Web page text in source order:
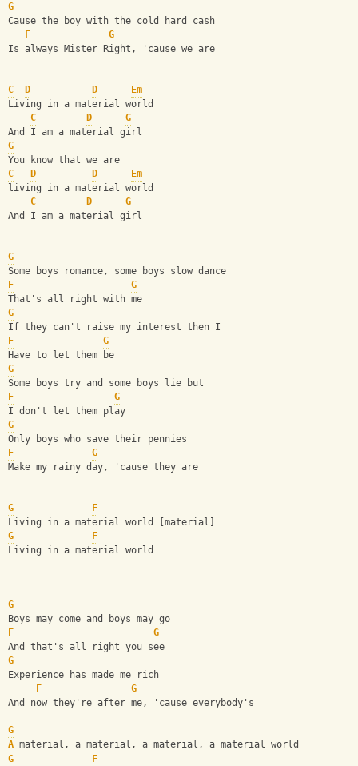
G
Cause the boy with the cold hard cash
F
G
Is always Mister Right, 'cause we are
C D D
Em
Living in a material world
C
D
G
And I am a material girl
G
You know that we are
C
D D
Em
living in a material world
C
D
G
And I am a material girl
G
Some boys romance, some boys slow dance
F
G
That's all right with me
G
If they can't raise my interest then I
F
G
Have to let them be
G
Some boys try and some boys lie but
F
G
I don't let them play
G
Only boys who save their pennies
F
G
Make my rainy day, 'cause they are
G
F
Living in a material world [material]
G
F
Living in a material world
G
Boys may come and boys may go
F
G
And that's all right you see
G
Experience has made me rich
F
G
And now they're after me, 'cause everybody's
G
A material, a material, a material, a material world
G
F